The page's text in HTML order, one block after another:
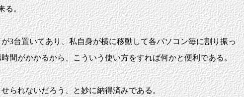
る。
台置いてあり、私自身が横に移動して各パソコン毎に割り振っ
間がかかるから、こういう使い方をすれば何かと便利である。
られないだろう、と妙に納得済みである。